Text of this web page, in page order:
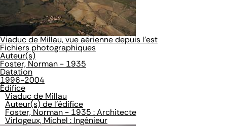
Viaduc de Millau, vue aérienne depuis l'est
Fichiers photographiques
Auteur(s)
Foster, Norman - 1935
Datation
1996-2004
Édifice
Viaduc de Millau
Auteur(s) de l'édifice
Foster, Norman - 1935 : Architecte
Virlogeux, Michel : Ingénieur